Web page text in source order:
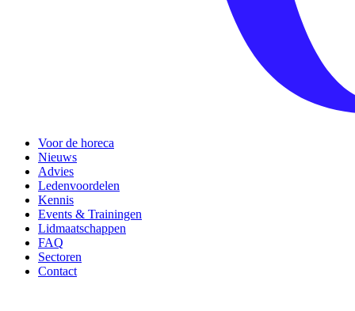
Voor de horeca
Nieuws
Advies
Ledenvoordelen
Kennis
Events & Trainingen
Lidmaatschappen
FAQ
Sectoren
Contact